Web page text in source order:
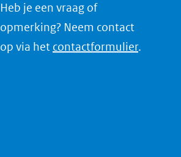
Heb je een vraag of
opmerking? Neem contact
op via het contactformulier.